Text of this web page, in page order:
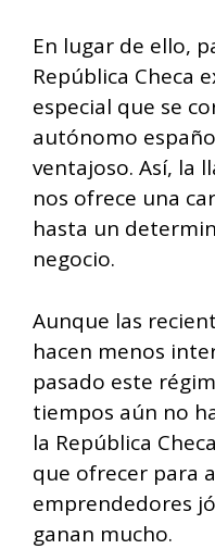
En lugar de ello,
República Checa
especial que se
autónomo
ventajoso. Así, la
nos ofrece una
hasta un
negocio.
Aunque las
hacen menos
pasado este
tiempos aún no
la República
que ofrecer para
emprendedores
ganan mucho.